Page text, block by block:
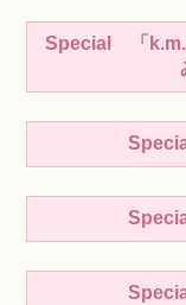
Special 「